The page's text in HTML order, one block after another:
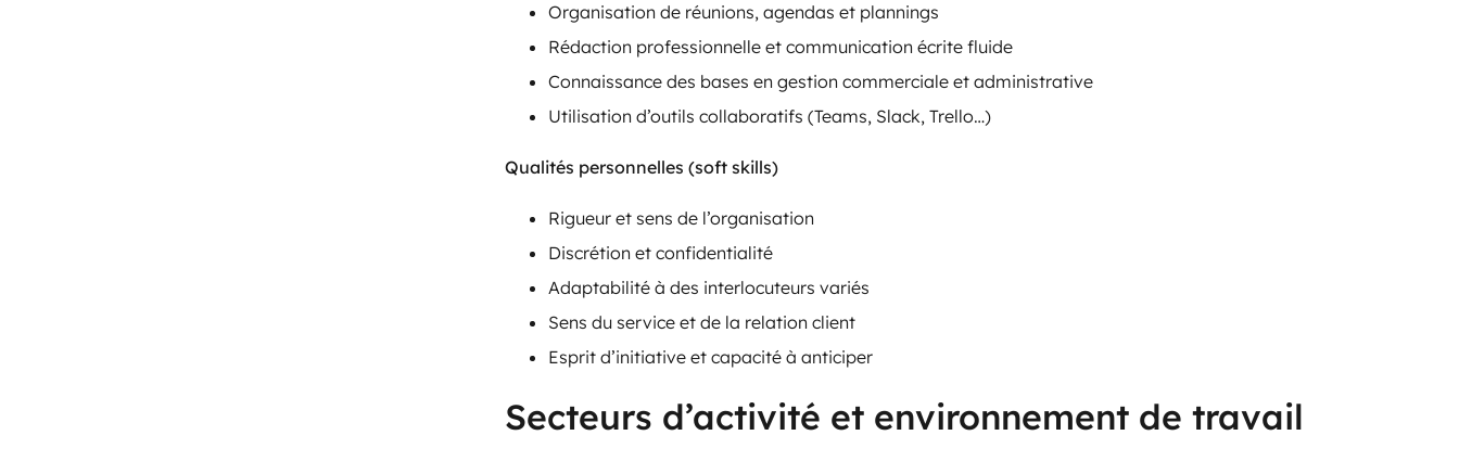
Organisation de réunions, agendas et plannings
Rédaction professionnelle et communication écrite fluide
Connaissance des bases en gestion commerciale et administrative
Utilisation d’outils collaboratifs (Teams, Slack, Trello…)
Qualités personnelles (soft skills)
Rigueur et sens de l’organisation
Discrétion et confidentialité
Adaptabilité à des interlocuteurs variés
Sens du service et de la relation client
Esprit d’initiative et capacité à anticiper
Secteurs d’activité et environnement de travail